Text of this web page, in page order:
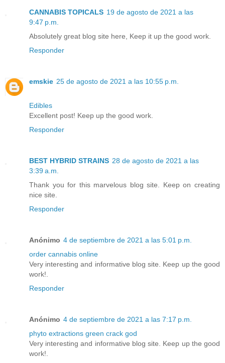
CANNABIS TOPICALS 19 de agosto de 2021 a las
9:47 p.m.
Absolutely great blog site here, Keep it up the good work.
Responder
emskie 25 de agosto de 2021 a las 10:55 p.m.
Edibles
Excellent post! Keep up the good work.
Responder
BEST HYBRID STRAINS 28 de agosto de 2021 a las
3:39 a.m.
Thank you for this marvelous blog site. Keep on creating
nice site.
Responder
Anónimo 4 de septiembre de 2021 a las 5:01 p.m.
order cannabis online
Very interesting and informative blog site. Keep up the good
work!.
Responder
Anónimo 4 de septiembre de 2021 a las 7:17 p.m.
phyto extractions green crack god
Very interesting and informative blog site. Keep up the good
work!.